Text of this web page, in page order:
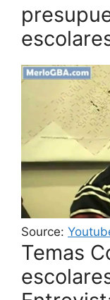
Source:
Temas